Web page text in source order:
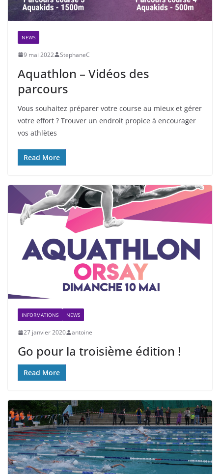
NEWS
9 mai 2022 StephaneC
Aquathlon – Vidéos des
parcours
Vous souhaitez préparer votre course au mieux et gérer
votre effort ? Trouver un endroit propice à encourager
vos athlètes
Read More
INFORMATIONS NEWS
27 janvier 2020 antoine
Go pour la troisième édition !
Read More